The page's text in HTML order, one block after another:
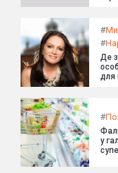
#
#
Де
для
#
у